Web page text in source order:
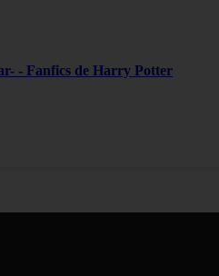
- Fanfics de Harry Potter